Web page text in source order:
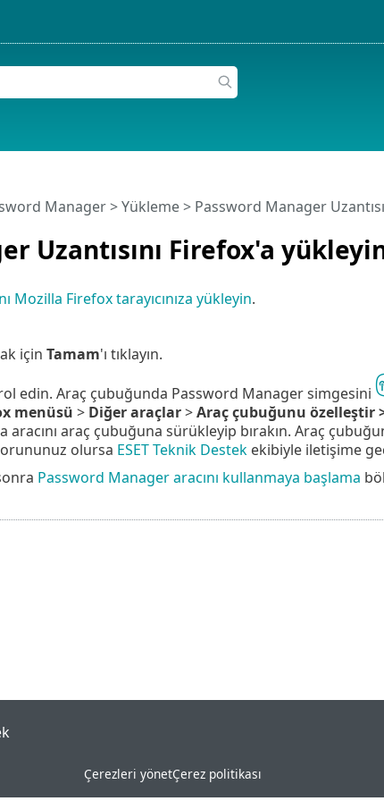
Uzantısını Firefox'a
Manager>Yükleme> Password Manager
Mozilla Firefox tarayıcınıza yükleyin.
için Tamam'ı tıklayın.
edin. Araç çubuğunda Password Manager simgesini
menüsü > Diğer araçlar>Araç çubuğunu özelleştir
araç çubuğuna sürükleyip bırakın. Araç
olursa ESET Teknik Destekekibiyle iletişime
Password Manager aracını kullanmaya başlama
Çerezleri yönetÇerez politikası